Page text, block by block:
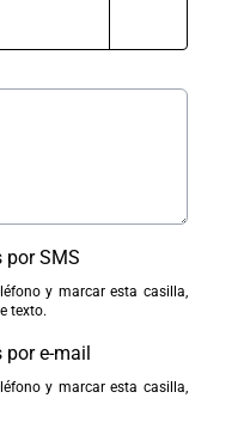
por SMS
y marcar esta casilla,
texto.
por e-mail
y marcar esta casilla,